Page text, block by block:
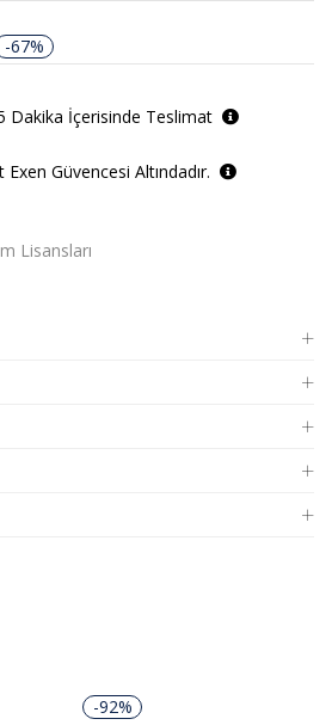
-67%
Dakika İçerisinde Teslimat
Güvencesi Altındadır.
Lisansları
-92%